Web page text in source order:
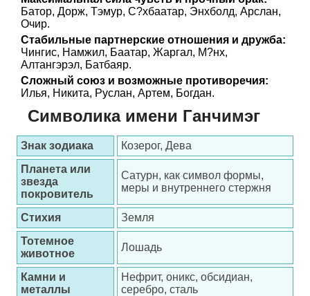
Батор, Дорж, Тэмур, С?хбаатар, Энхболд, Арслан,
Очир.
Стабильные партнерские отношения и дружба:
Чингис, Намжил, Баатар, Жаргал, М?нх,
Алтангэрэл, Батбаяр.
Сложный союз и возможные противоречия:
Илья, Никита, Руслан, Артем, Богдан.
Символика имени Ганчимэг
Знак зодиака
Козерог, Дева
Планета или
звезда
покровитель
Сатурн, как символ формы,
меры и внутреннего стержня
Стихия
Земля
Тотемное
животное
Лошадь
Камни и
металлы
Нефрит, оникс, обсидиан,
серебро, сталь